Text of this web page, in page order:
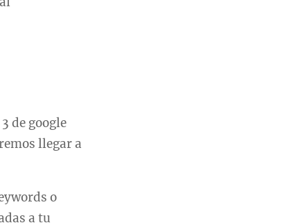
de google
llegar a
o
a tu